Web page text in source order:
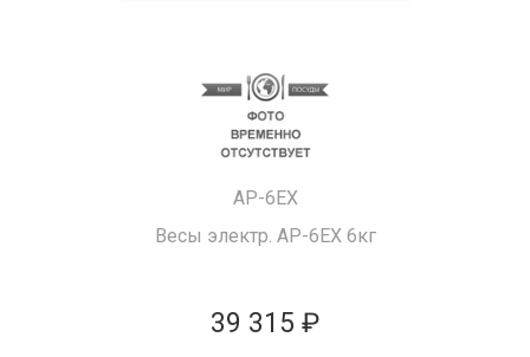
AP-6EX
Весы электр. AP-6EX 6кг
39 315 ₽